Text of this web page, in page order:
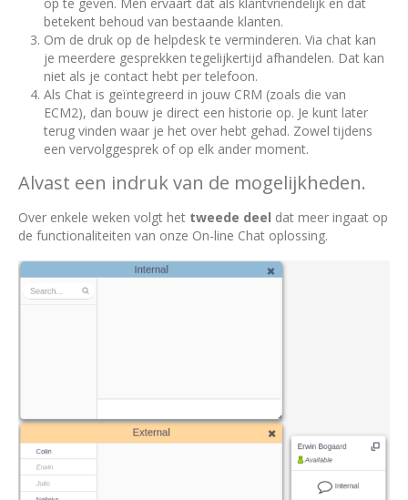
betekent behoud van bestaande klanten.
Om de druk op de helpdesk te verminderen. Via chat kan
je meerdere gesprekken tegelijkertijd afhandelen. Dat kan
niet als je contact hebt per telefoon.
Als Chat is geïntegreerd in jouw CRM (zoals die van
ECM2), dan bouw je direct een historie op. Je kunt later
terug vinden waar je het over hebt gehad. Zowel tijdens
een vervolggesprek of op elk ander moment.
Alvast een indruk van de mogelijkheden.
Over enkele weken volgt het tweede deel dat meer ingaat op
de functionaliteiten van onze On-line Chat oplossing.